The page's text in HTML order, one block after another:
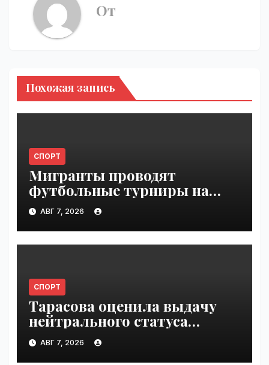
От
Похожая запись
СПОРТ
Мигранты проводят
футбольные турниры на
пляже в Сеуте | VseTime.ru
АВГ 7, 2026
СПОРТ
Тарасова оценила выдачу
нейтрального статуса
Валиевой и Трусовой |
VseTime.ru
АВГ 7, 2026